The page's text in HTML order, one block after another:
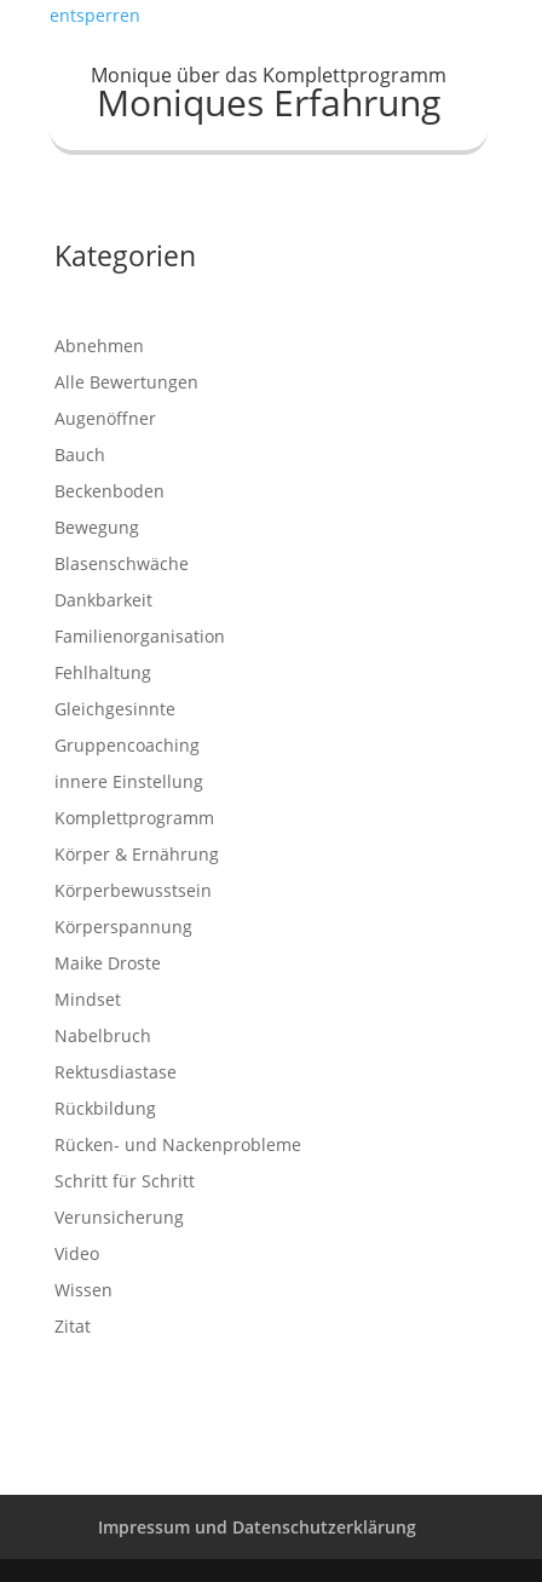
entsperren
Monique über das Komplettprogramm
Moniques Erfahrung
Kategorien
Abnehmen
Alle Bewertungen
Augenöffner
Bauch
Beckenboden
Bewegung
Blasenschwäche
Dankbarkeit
Familienorganisation
Fehlhaltung
Gleichgesinnte
Gruppencoaching
innere Einstellung
Komplettprogramm
Körper & Ernährung
Körperbewusstsein
Körperspannung
Maike Droste
Mindset
Nabelbruch
Rektusdiastase
Rückbildung
Rücken- und Nackenprobleme
Schritt für Schritt
Verunsicherung
Video
Wissen
Zitat
Impressum und Datenschutzerklärung